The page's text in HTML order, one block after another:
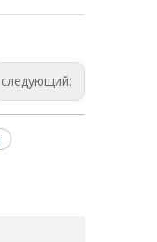
следующий: